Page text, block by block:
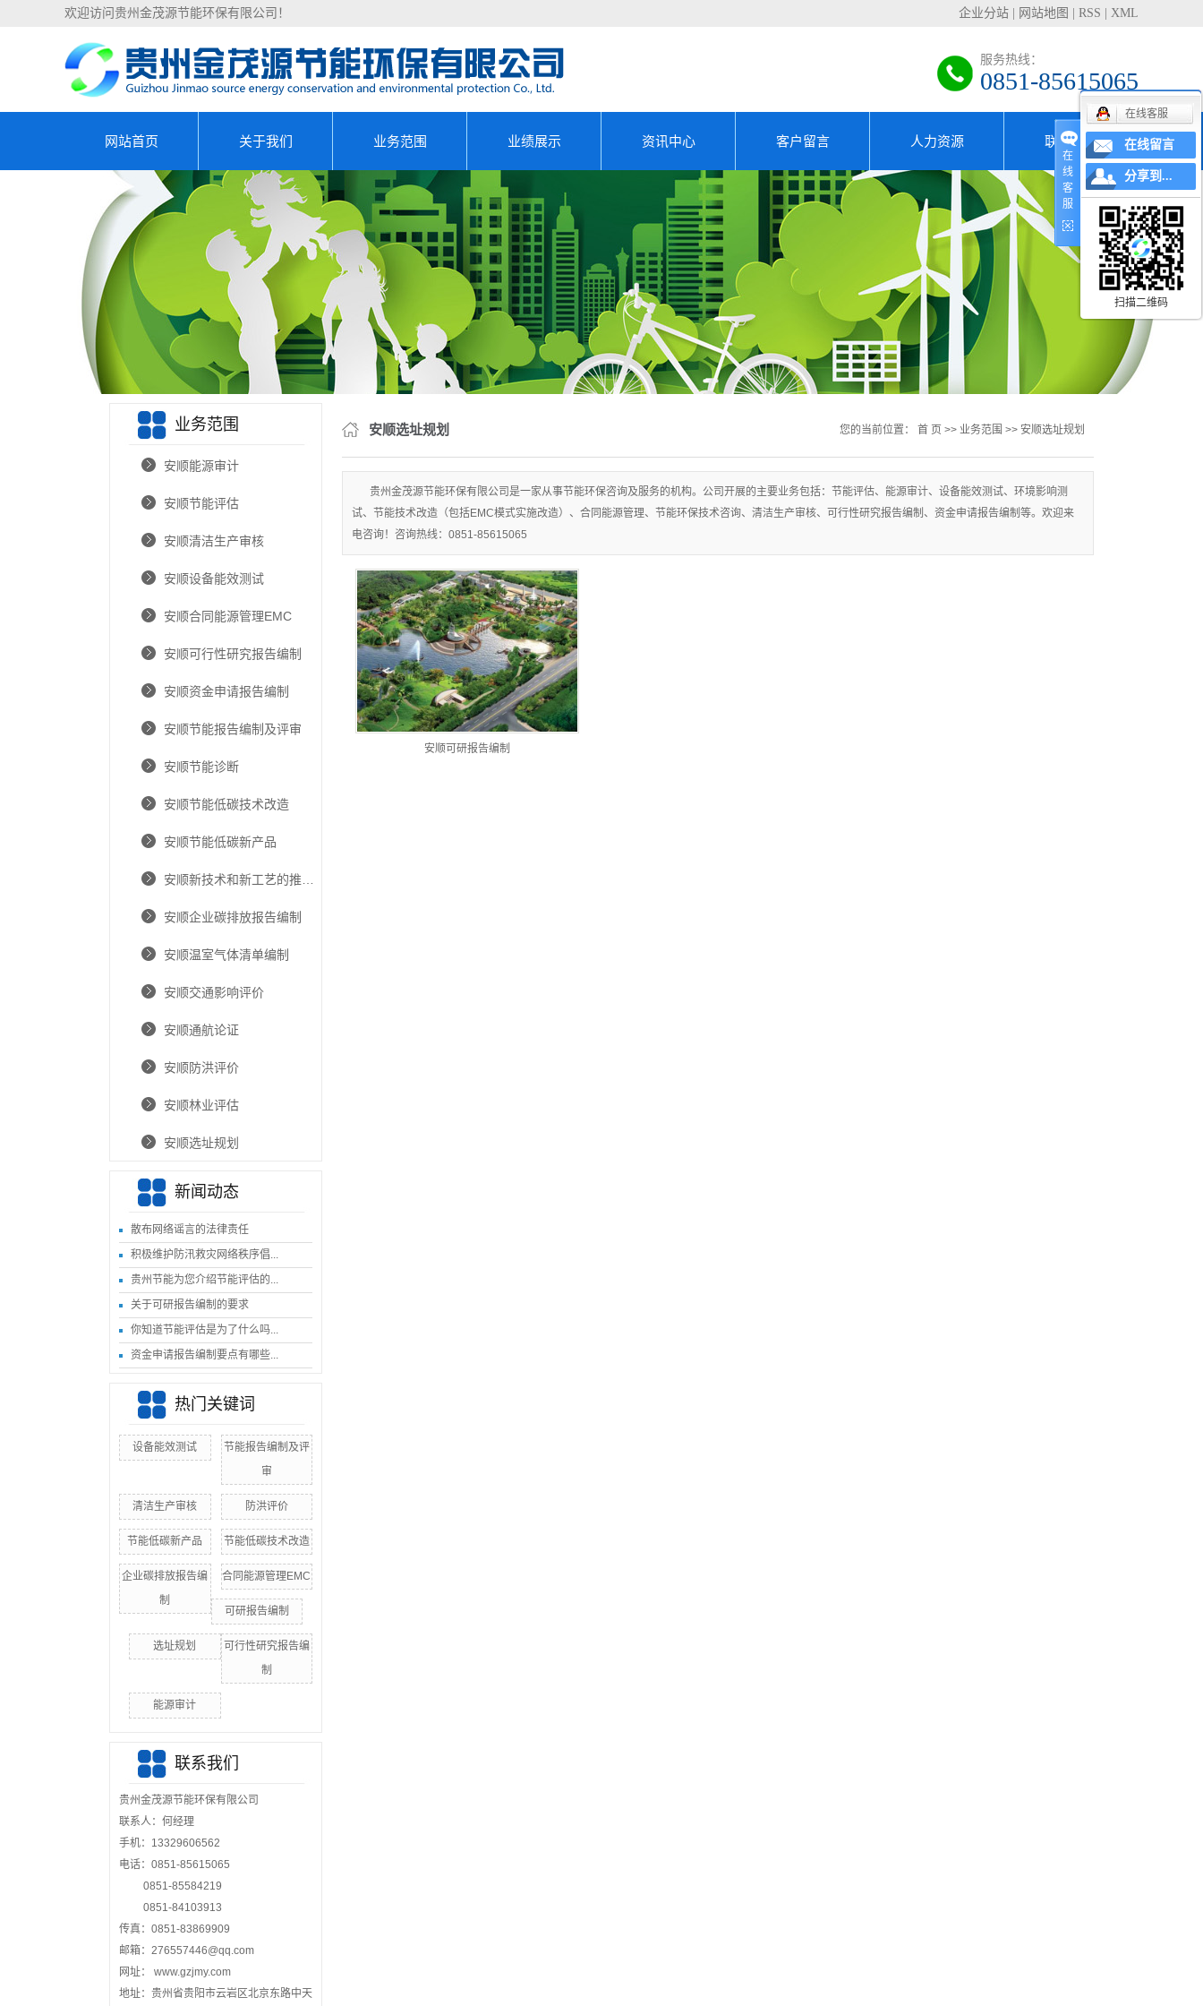
欢迎访问贵州金茂源节能环保有限公司！ 企业分站 网站地图 RSS XML
服务热线：
0851-85615065
网站首页 关于我们
公司简介
资质荣誉
业务范围
安顺能源审计
安顺节能评估
安顺清洁生产审核
安顺设备能效测试
安顺合同能源管理...
安顺可行性研究报...
安顺资金申请报告...
安顺节能报告编制...
安顺节能诊断
安顺节能低碳技术...
安顺节能低碳新产...
安顺企业碳排放报...
安顺温室气体清单...
安顺交通影响评价
安顺通航论证
安顺防洪评价
业绩展示
成功案例
资讯中心
行业动态
政策法规
客户留言 人力资源
专家团队
招贤纳士
人才理念
联系我们
业务范围
安顺能源审计
安顺节能评估
安顺清洁生产审核
安顺设备能效测试
安顺合同能源管理EMC
安顺可行性研究报告编制
安顺资金申请报告编制
安顺节能报告编制及评审
安顺节能诊断
安顺节能低碳技术改造
安顺节能低碳新产品
安顺企业碳排放报告编制
安顺温室气体清单编制
安顺交通影响评价
安顺通航论证
安顺防洪评价
安顺林业评估
安顺选址规划
新闻动态
散布网络谣言的法律责任
积极维护防汛救灾网络秩序倡...
贵州节能为您介绍节能评估的...
关于可研报告编制的要求
你知道节能评估是为了什么吗...
资金申请报告编制要点有哪些...
热门关键词
设备能效测试
节能报告编制及评
审
清洁生产审核 防洪评价
节能低碳新产品 节能低碳技术改造
企业碳排放报告编
制
合同能源管理EMC
可研报告编制
选址规划
可行性研究报告编
制
能源审计
联系我们
贵州金茂源节能环保有限公司
联系人：何经理
手机：13329606562
电话：0851-85615065
0851-85584219
0851-84103913
传真：0851-83869909
邮箱：276557446@qq.com
网址： www.gzjmy.com
地址：贵州省贵阳市云岩区北京东路中天
安顺选址规划 您的当前位置： 首 页 >> 业务范围 >> 安顺选址规划
贵州金茂源节能环保有限公司是一家从事节能环保咨询及服务的机构。公司开展的主要业务包括：节能评估、能源审计、设备能效测试、环境影响测
试、节能技术改造（包括EMC模式实施改造）、合同能源管理、节能环保技术咨询、清洁生产审核、可行性研究报告编制、资金申请报告编制等。欢迎来
电咨询！咨询热线：0851-85615065
安顺可研报告编制
在
线
客
服
在线客服
在线留言
分享到...
扫描二维码